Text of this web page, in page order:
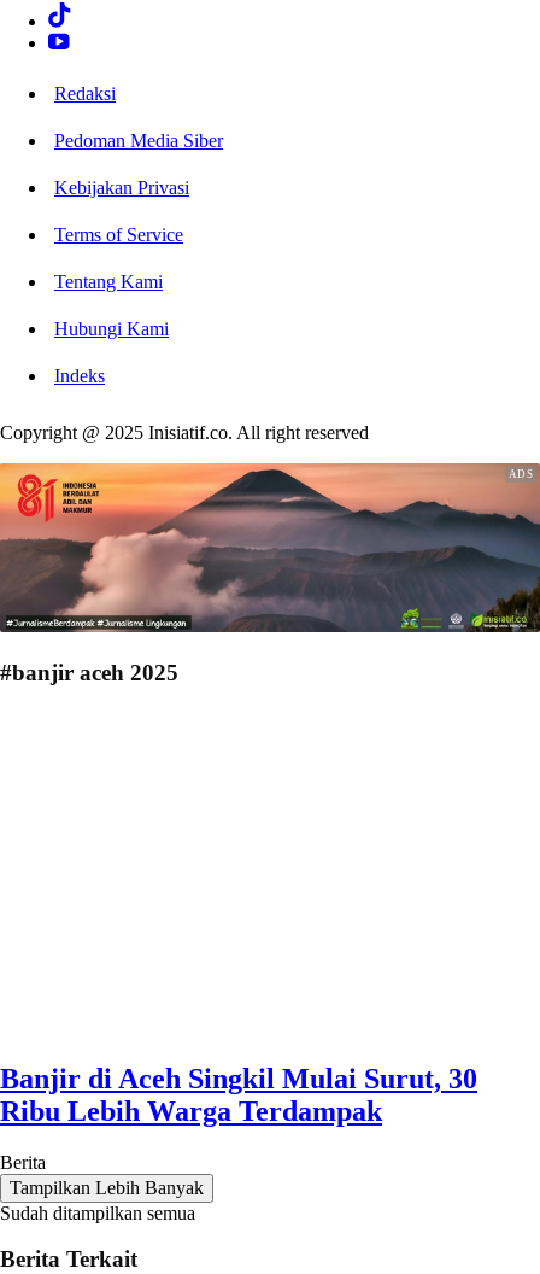
Redaksi
Pedoman Media Siber
Kebijakan Privasi
Terms of Service
Tentang Kami
Hubungi Kami
Indeks
Copyright @ 2025 Inisiatif.co. All right reserved
#banjir aceh 2025
Banjir di Aceh Singkil Mulai Surut, 30
Ribu Lebih Warga Terdampak
Berita
Tampilkan Lebih Banyak
Sudah ditampilkan semua
Berita Terkait